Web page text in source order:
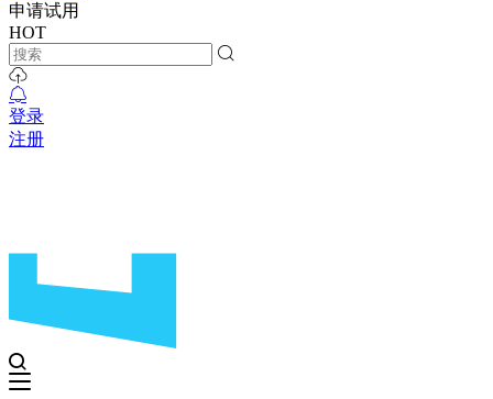
申请试用
HOT
登录
注册